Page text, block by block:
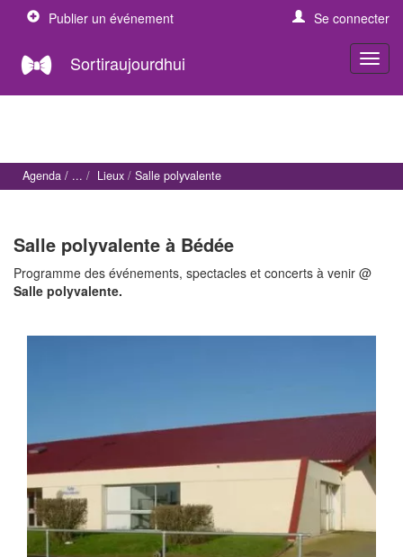
Publier un événement Se connecter
Sortiraujourdhui
Agenda Lieux Salle polyvalente
Salle polyvalente à Bédée
Programme des événements, spectacles et concerts à venir @
Salle polyvalente.